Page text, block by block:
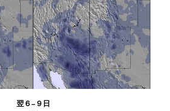
翌６−９日